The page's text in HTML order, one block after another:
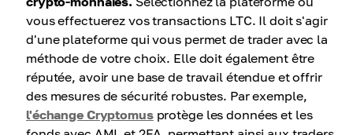
vous effectuerez vos transactions LTC. Il doit s'agir
d'une plateforme qui vous permet de trader avec la
méthode de votre choix. Elle doit également être
réputée, avoir une base de travail étendue et offrir
des mesures de sécurité robustes. Par exemple,
l'échange Cryptomusprotège les données et les